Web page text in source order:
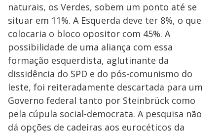
naturais, os Verdes, sobem um ponto até se
situar em 11%. A Esquerda deve ter 8%, o que
colocaria o bloco opositor com 45%. A
possibilidade de uma aliança com essa
formação esquerdista, aglutinante da
dissidência do SPD e do pós-comunismo do
leste, foi reiteradamente descartada para um
Governo federal tanto por Steinbrück como
pela cúpula social-democrata. A pesquisa não
dá opções de cadeiras aos eurocéticos da